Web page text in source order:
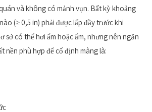
và không có mảnh vụn. Bất kỳ khoảng
(≥ 0,5 in) phải được lấp đầy trước khi
sở có thể hơi ẩm hoặc ẩm, nhưng nên ngăn
nền phù hợp để cố định màng là: